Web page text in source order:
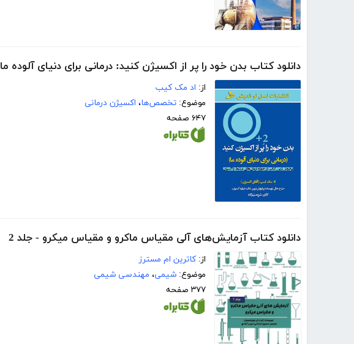
دانلود کتاب بدن خود را پر از اکسیژن کنید: درمانی برای دنیای آلوده ما
از: اد مک کیب
موضوع: تخصص‌ها، اکسیژن درمانی
۶۴۷ صفحه
دانلود کتاب آزمایش‌های آلی مقیاس ماکرو و مقیاس میکرو - جلد 2
از: کاترین ام مسترز
موضوع: شیمی، مهندسی شیمی
۳۷۷ صفحه